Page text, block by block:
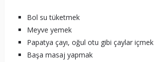
Bol su tüketmek
Meyve yemek
Papatya çayı, oğul otu gibi çaylar içmek
Başa masaj yapmak